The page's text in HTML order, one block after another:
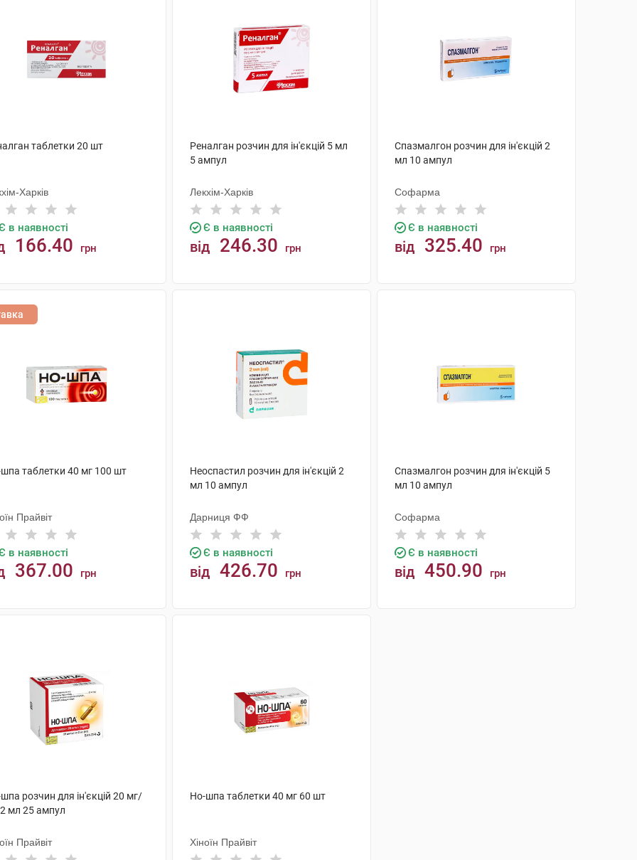
таблетки 20 шт
Харків
в наявності
166.40 грн
Реналган розчин для ін'єкцій 5 мл
5 ампул
Лекхім-Харків
Є в наявності
від 246.30 грн
Спазмалгон розчин для ін'єкцій 2
мл 10 ампул
Софарма
Є в наявності
від 325.40 грн
таблетки 40 мг 100 шт
Прайвіт
в наявності
367.00 грн
Неоспастил розчин для ін'єкцій 2
мл 10 ампул
Дарниця ФФ
Є в наявності
від 426.70 грн
Спазмалгон розчин для ін'єкцій 5
мл 10 ампул
Софарма
Є в наявності
від 450.90 грн
розчин для ін'єкцій 20 мг/
мл 25 ампул
Прайвіт
Но-шпа таблетки 40 мг 60 шт
Хіноїн Прайвіт